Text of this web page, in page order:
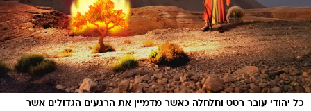
כל יהודי עובר רטט וחלחלה כאשר מדמיין את הרגעים הגדולים אשר